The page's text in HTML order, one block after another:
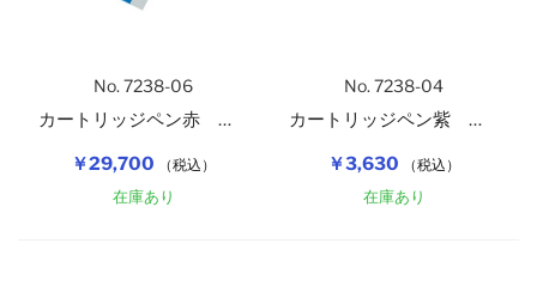
￥29,700 （税込）
No. 7238-06
カートリッジペン赤 １２本入
在庫あり
￥3,630 （税込）
No. 7238-04
カートリッジペン紫 １本
在庫あり